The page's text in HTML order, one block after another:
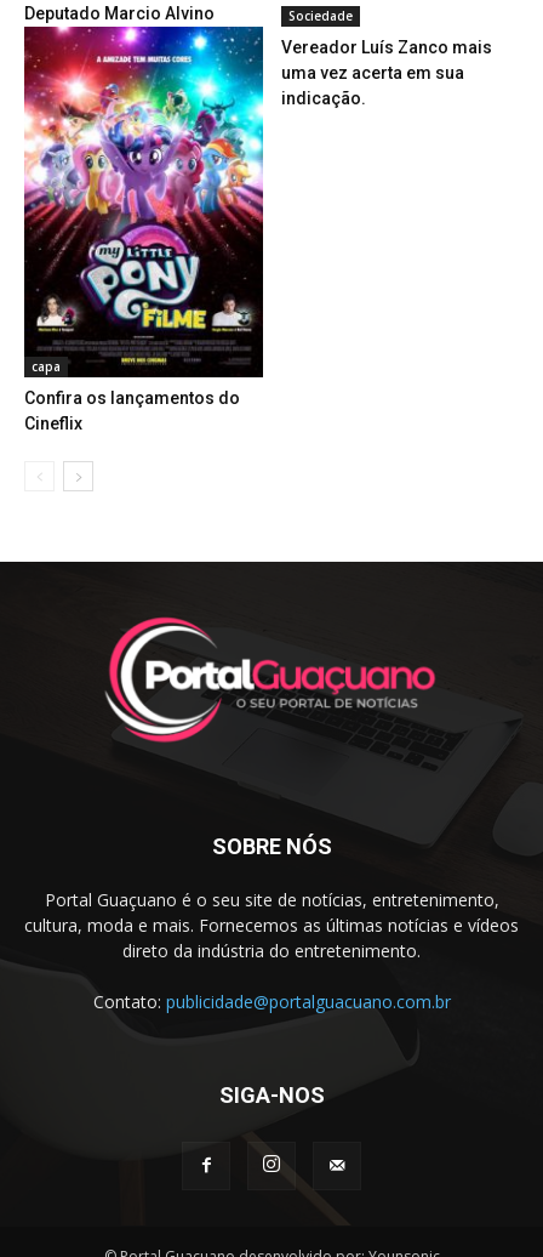
Deputado Marcio Alvino
capa
Confira os lançamentos do
Cineflix
Sociedade
Vereador Luís Zanco mais
uma vez acerta em sua
indicação.
SOBRE NÓS
Portal Guaçuano é o seu site de notícias, entretenimento,
cultura, moda e mais. Fornecemos as últimas notícias e vídeos
direto da indústria do entretenimento.
Contato: publicidade@portalguacuano.com.br
SIGA-NOS